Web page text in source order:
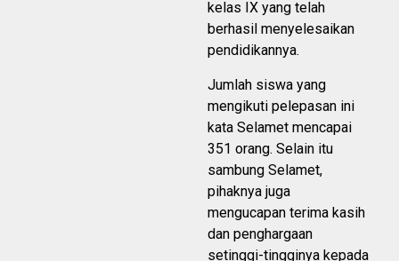
kelas IX yang telah
berhasil menyelesaikan
pendidikannya.
Jumlah siswa yang
mengikuti pelepasan ini
kata Selamet mencapai
351 orang. Selain itu
sambung Selamet,
pihaknya juga
mengucapan terima kasih
dan penghargaan
setinggi-tingginya kepada